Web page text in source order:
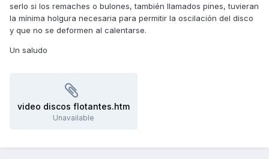
unos 45€ y me las monto yo sin problema. Me parece un
desembolso ridículo si con ello pudiera conseguir, además
de una mejor frenada, reducir o eliminar los problemas con
los discos.
serlo si los remaches o bulones, también llamados pines, tuvieran
la mínima holgura necesaria para permitir la oscilación del disco
y que no se deformen al calentarse.
Un saludo
video discos flotantes.htm
Unavailable